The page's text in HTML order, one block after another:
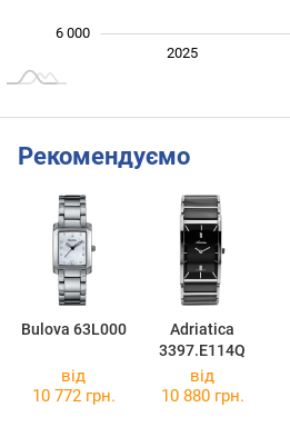
6 000
2025
Рекомендуємо
Bulova 63L000
Adriatica
3397.E114Q
від
10 772 грн.
від
10 880 грн.